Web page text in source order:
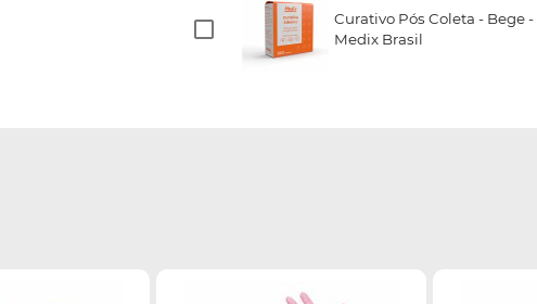
Curativo Pós Coleta - Bege
Medix Brasil